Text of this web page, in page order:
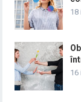
18
16